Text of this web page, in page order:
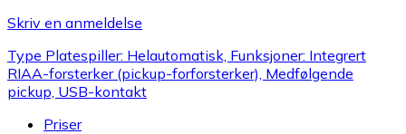
Skriv en anmeldelse
Type Platespiller: Helautomatisk, Funksjoner: Integrert
RIAA-forsterker (pickup-forforsterker), Medfølgende
pickup, USB-kontakt
Priser